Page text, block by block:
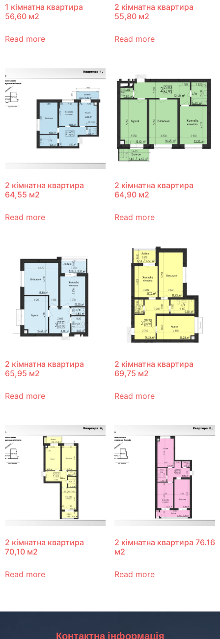
1 кімнатна квартира
56,60 м2
Read more
2 кімнатна квартира
55,80 м2
Read more
2 кімнатна квартира
64,55 м2
Read more
2 кімнатна квартира
64,90 м2
Read more
2 кімнатна квартира
65,95 м2
Read more
2 кімнатна квартира
69,75 м2
Read more
2 кімнатна квартира
70,10 м2
Read more
2 кімнатна квартира 76.16
м2
Read more
Контактна інформація